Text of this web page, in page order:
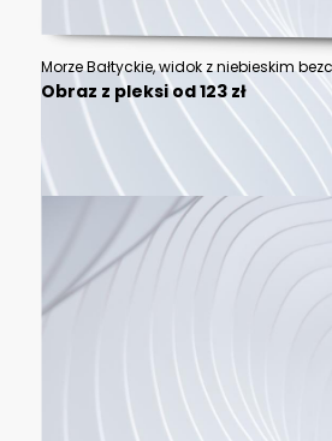
Obraz z pleksi od 123 zł